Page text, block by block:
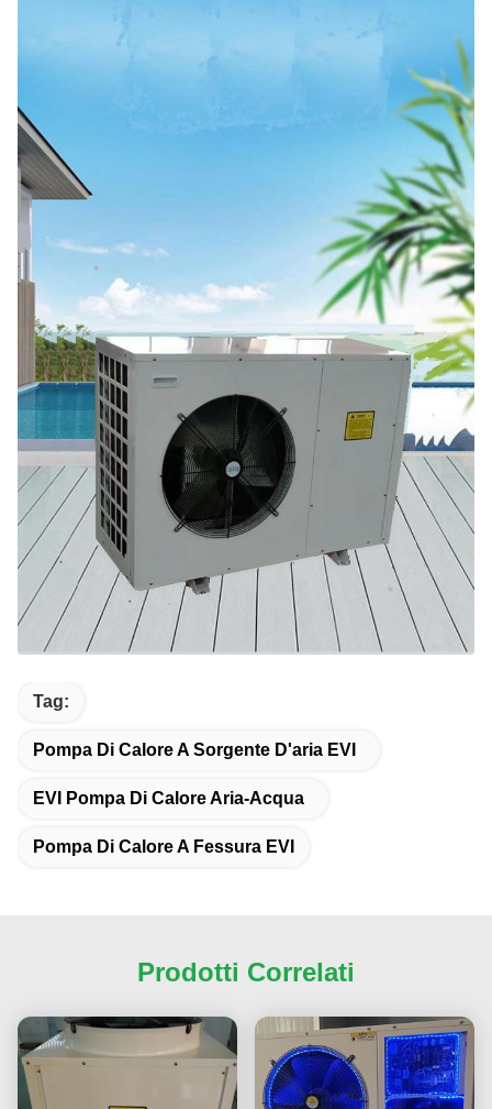
Tag:
Pompa Di Calore A Sorgente D'aria EVI
EVI Pompa Di Calore Aria-Acqua
Pompa Di Calore A Fessura EVI
Prodotti Correlati